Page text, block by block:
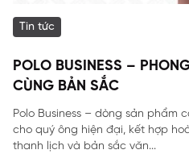
Tin tức
POLO BUSINESS –
CÙNG BẢN SẮC
Polo Business – dòng sản phẩm
cho quý ông hiện đại, kết hợp
thanh lịch và bản sắc văn...